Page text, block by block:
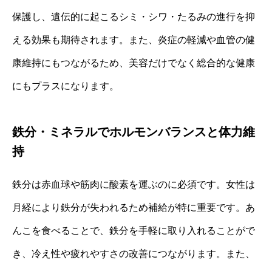
保護し、遺伝的に起こるシミ・シワ・たるみの進行を抑
える効果も期待されます。また、炎症の軽減や血管の健
康維持にもつながるため、美容だけでなく総合的な健康
にもプラスになります。
鉄分・ミネラルでホルモンバランスと体力維
持
鉄分は赤血球や筋肉に酸素を運ぶのに必須です。女性は
月経により鉄分が失われるため補給が特に重要です。あ
んこを食べることで、鉄分を手軽に取り入れることがで
き、冷え性や疲れやすさの改善につながります。また、